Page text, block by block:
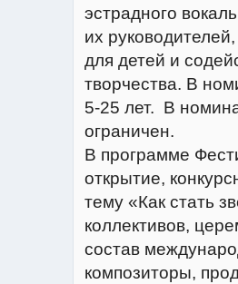
эстрадного
их
для детей и
творчества. В
5-25 лет. В
ограничен.
В программе
открытие,
тему «Как стать
коллективов,
состав
композиторы,